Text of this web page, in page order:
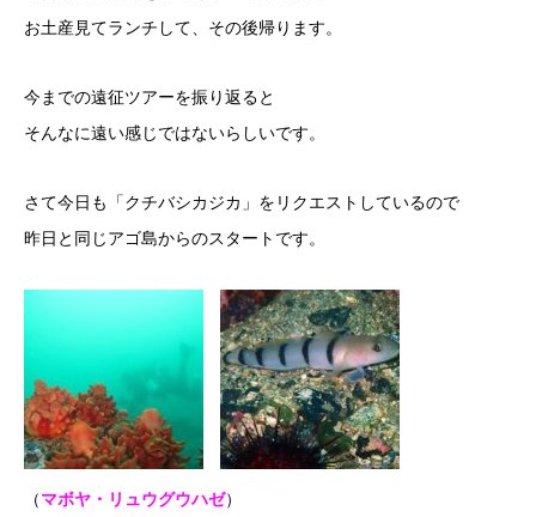
お土産見てランチして、その後帰ります。
今までの遠征ツアーを振り返ると
そんなに遠い感じではないらしいです。
さて今日も「クチバシカジカ」をリクエストしているので
昨日と同じアゴ島からのスタートです。
（マボヤ・リュウグウハゼ）